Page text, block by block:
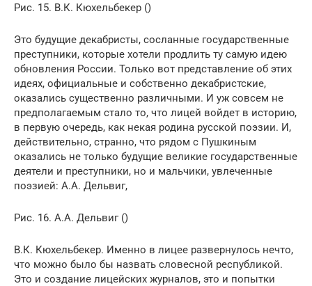
Рис. 15. В.К. Кюхельбекер ()
Это будущие декабристы, сосланные государственные
преступники, которые хотели продлить ту самую идею
обновления России. Только вот представление об этих
идеях, официальные и собственно декабристские,
оказались существенно различными. И уж совсем не
предполагаемым стало то, что лицей войдет в историю,
в первую очередь, как некая родина русской поэзии. И,
действительно, странно, что рядом с Пушкиным
оказались не только будущие великие государственные
деятели и преступники, но и мальчики, увлеченные
поэзией: А.А. Дельвиг,
Рис. 16. А.А. Дельвиг ()
В.К. Кюхельбекер. Именно в лицее развернулось нечто,
что можно было бы назвать словесной республикой.
Это и создание лицейских журналов, это и попытки